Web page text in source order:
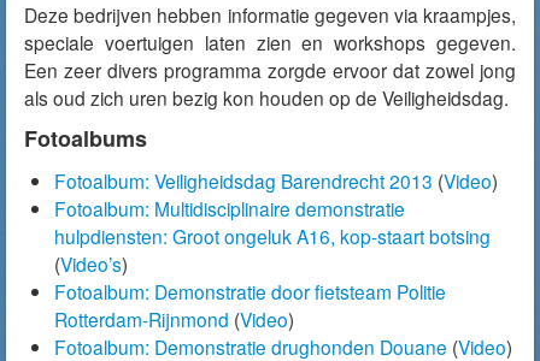
Deze bedrijven hebben informatie gegeven via kraampjes,
speciale voertuigen laten zien en workshops gegeven.
Een zeer divers programma zorgde ervoor dat zowel jong
als oud zich uren bezig kon houden op de Veiligheidsdag.
Fotoalbums
Fotoalbum: Veiligheidsdag Barendrecht 2013 (Video)
Fotoalbum: Multidisciplinaire demonstratie
hulpdiensten: Groot ongeluk A16, kop-staart botsing
(Video’s)
Fotoalbum: Demonstratie door fietsteam Politie
Rotterdam-Rijnmond (Video)
Fotoalbum: Demonstratie drughonden Douane (Video)